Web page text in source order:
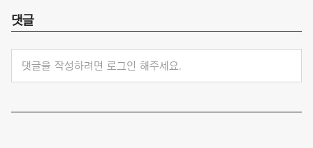
댓글
댓글을 작성하려면 로그인 해주세요.